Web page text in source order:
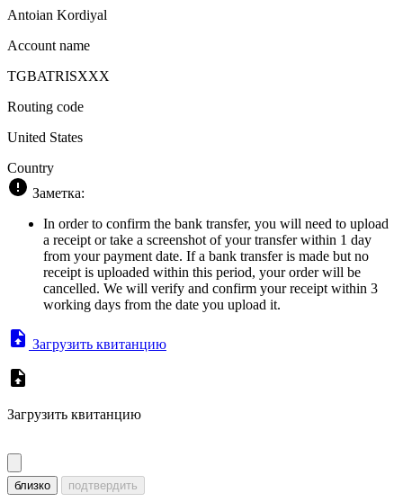
Antoian Kordiyal
Account name
TGBATRISXXX
Routing code
United States
Country
Заметка:
In order to confirm the bank transfer, you will need to upload
a receipt or take a screenshot of your transfer within 1 day
from your payment date. If a bank transfer is made but no
receipt is uploaded within this period, your order will be
cancelled. We will verify and confirm your receipt within 3
working days from the date you upload it.
Загрузить квитанцию
Загрузить квитанцию
близко подтвердить